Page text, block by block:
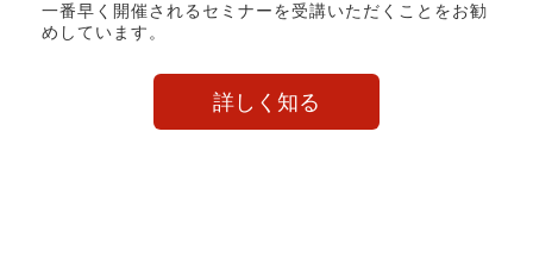
一番早く開催されるセミナーを受講いただくことをお勧
めしています。
詳しく知る